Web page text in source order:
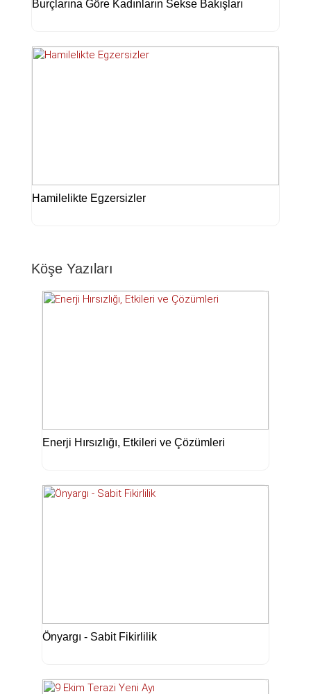
Burçlarına Göre Kadınların Sekse Bakışları
Hamilelikte Egzersizler
Köşe Yazıları
Enerji Hırsızlığı, Etkileri ve Çözümleri
Önyargı - Sabit Fikirlilik